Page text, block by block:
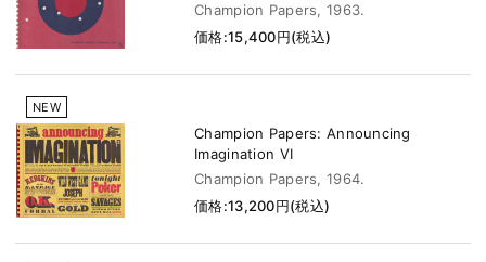
Champion Papers, 1963.
価格:15,400円(税込)
NEW
Champion Papers: Announcing
Imagination VI
Champion Papers, 1964.
価格:13,200円(税込)